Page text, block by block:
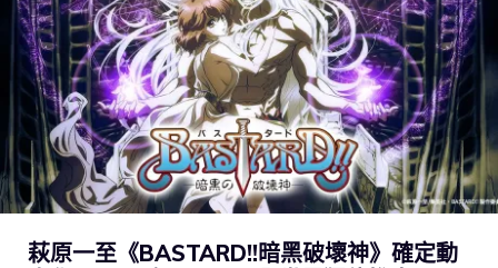
萩原一至《BASTARD!!暗黑破壞神》確定動